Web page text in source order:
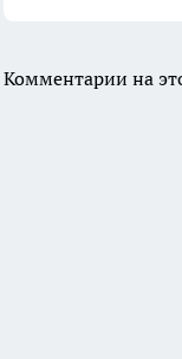
Комментарии на